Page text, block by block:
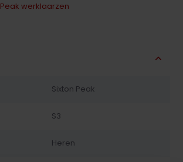
werklaarzen
Sixton Peak
S3
Heren